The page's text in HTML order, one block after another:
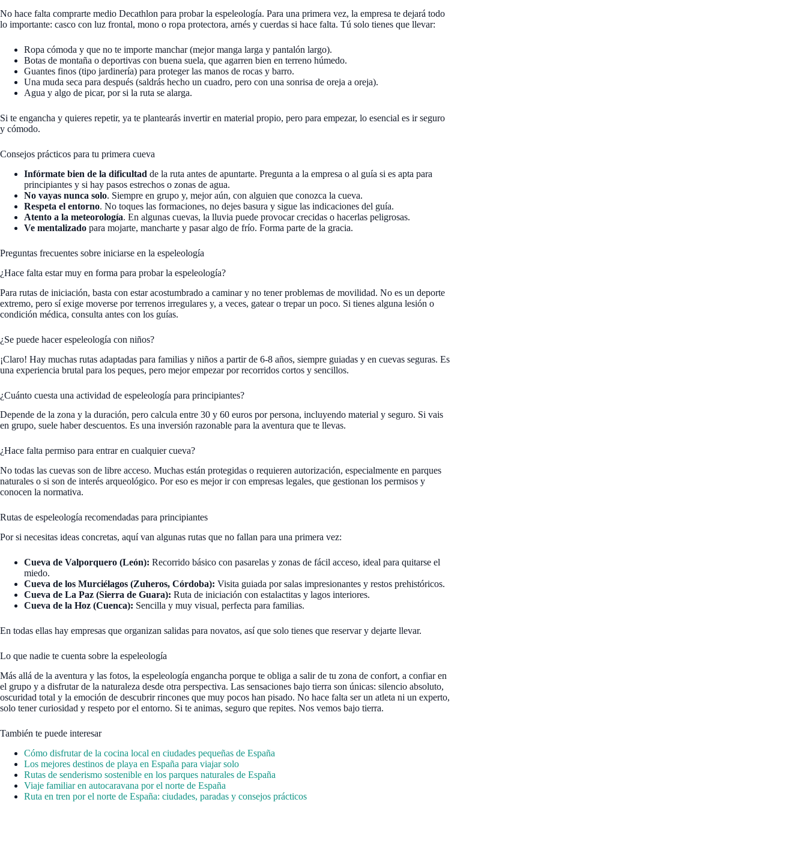
No hace falta comprarte medio Decathlon para probar la espeleología. Para una primera vez, la empresa te dejará todo
lo importante: casco con luz frontal, mono o ropa protectora, arnés y cuerdas si hace falta. Tú solo tienes que llevar:
Ropa cómoda y que no te importe manchar (mejor manga larga y pantalón largo).
Botas de montaña o deportivas con buena suela, que agarren bien en terreno húmedo.
Guantes finos (tipo jardinería) para proteger las manos de rocas y barro.
Una muda seca para después (saldrás hecho un cuadro, pero con una sonrisa de oreja a oreja).
Agua y algo de picar, por si la ruta se alarga.
Si te engancha y quieres repetir, ya te plantearás invertir en material propio, pero para empezar, lo esencial es ir seguro
y cómodo.
Consejos prácticos para tu primera cueva
Infórmate bien de la dificultad de la ruta antes de apuntarte. Pregunta a la empresa o al guía si es apta para
principiantes y si hay pasos estrechos o zonas de agua.
No vayas nunca solo. Siempre en grupo y, mejor aún, con alguien que conozca la cueva.
Respeta el entorno. No toques las formaciones, no dejes basura y sigue las indicaciones del guía.
Atento a la meteorología. En algunas cuevas, la lluvia puede provocar crecidas o hacerlas peligrosas.
Ve mentalizado para mojarte, mancharte y pasar algo de frío. Forma parte de la gracia.
Preguntas frecuentes sobre iniciarse en la espeleología
¿Hace falta estar muy en forma para probar la espeleología?
Para rutas de iniciación, basta con estar acostumbrado a caminar y no tener problemas de movilidad. No es un deporte
extremo, pero sí exige moverse por terrenos irregulares y, a veces, gatear o trepar un poco. Si tienes alguna lesión o
condición médica, consulta antes con los guías.
¿Se puede hacer espeleología con niños?
¡Claro! Hay muchas rutas adaptadas para familias y niños a partir de 6-8 años, siempre guiadas y en cuevas seguras. Es
una experiencia brutal para los peques, pero mejor empezar por recorridos cortos y sencillos.
¿Cuánto cuesta una actividad de espeleología para principiantes?
Depende de la zona y la duración, pero calcula entre 30 y 60 euros por persona, incluyendo material y seguro. Si vais
en grupo, suele haber descuentos. Es una inversión razonable para la aventura que te llevas.
¿Hace falta permiso para entrar en cualquier cueva?
No todas las cuevas son de libre acceso. Muchas están protegidas o requieren autorización, especialmente en parques
naturales o si son de interés arqueológico. Por eso es mejor ir con empresas legales, que gestionan los permisos y
conocen la normativa.
Rutas de espeleología recomendadas para principiantes
Por si necesitas ideas concretas, aquí van algunas rutas que no fallan para una primera vez:
Cueva de Valporquero (León): Recorrido básico con pasarelas y zonas de fácil acceso, ideal para quitarse el
miedo.
Cueva de los Murciélagos (Zuheros, Córdoba): Visita guiada por salas impresionantes y restos prehistóricos.
Cueva de La Paz (Sierra de Guara): Ruta de iniciación con estalactitas y lagos interiores.
Cueva de la Hoz (Cuenca): Sencilla y muy visual, perfecta para familias.
En todas ellas hay empresas que organizan salidas para novatos, así que solo tienes que reservar y dejarte llevar.
Lo que nadie te cuenta sobre la espeleología
Más allá de la aventura y las fotos, la espeleología engancha porque te obliga a salir de tu zona de confort, a confiar en
el grupo y a disfrutar de la naturaleza desde otra perspectiva. Las sensaciones bajo tierra son únicas: silencio absoluto,
oscuridad total y la emoción de descubrir rincones que muy pocos han pisado. No hace falta ser un atleta ni un experto,
solo tener curiosidad y respeto por el entorno. Si te animas, seguro que repites. Nos vemos bajo tierra.
También te puede interesar
Cómo disfrutar de la cocina local en ciudades pequeñas de España
Los mejores destinos de playa en España para viajar solo
Rutas de senderismo sostenible en los parques naturales de España
Viaje familiar en autocaravana por el norte de España
Ruta en tren por el norte de España: ciudades, paradas y consejos prácticos